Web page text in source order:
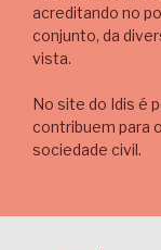
acreditando no
conjunto, da
vista.
No site do Idis é
contribuem para
sociedade civil.